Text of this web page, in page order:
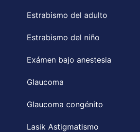
Estrabismo del adulto
Estrabismo del niño
Exámen bajo anestesia
Glaucoma
Glaucoma congénito
Lasik Astigmatismo